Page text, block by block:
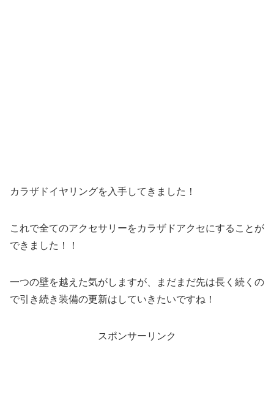
カラザドイヤリングを入手してきました！
これで全てのアクセサリーをカラザドアクセにすることが
できました！！
一つの壁を越えた気がしますが、まだまだ先は長く続くの
で引き続き装備の更新はしていきたいですね！
スポンサーリンク